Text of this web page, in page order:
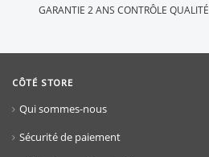
GARANTIE 2 ANS CONTRÔLE QUALITÉ
CÔTÉ STORE
Qui sommes-nous
Sécurité de paiement